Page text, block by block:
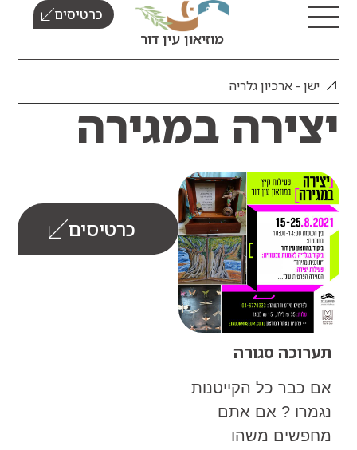
מוזיאון עין דור
כרטיסים
- ארכיון גלריה
במגירה
כרטיסים
סגורה
כל הקייטנות
? אם אתם
משהו